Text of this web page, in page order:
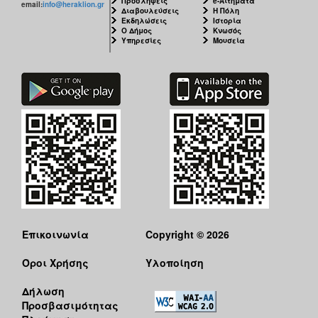
email:info@heraklion.gr
Διαβουλεύσεις
Εκδηλώσεις
Ο Δήμος
Υπηρεσίες
Η Πόλη
Ιστορία
Κνωσός
Μουσεία
Επικοινωνία
Όροι Χρήσης
Δήλωση
Προσβασιμότητας
Copyright © 2026
Υλοποίηση